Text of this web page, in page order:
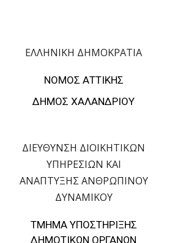
ΕΛΛΗΝΙΚΗ ΔΗΜΟΚΡΑΤΙΑ
ΝΟΜΟΣ ΑΤΤΙΚΗΣ
ΔΗΜΟΣ ΧΑΛΑΝΔΡΙΟΥ
ΔΙΕΥΘΥΝΣΗ ΔΙΟΙΚΗΤΙΚΩΝ
ΥΠΗΡΕΣΙΩΝ ΚΑΙ
ΑΝΑΠΤΥΞΗΣ ΑΝΘΡΩΠΙΝΟΥ
ΔΥΝΑΜΙΚΟΥ
ΤΜΗΜΑ ΥΠΟΣΤΗΡΙΞΗΣ
ΔΗΜΟΤΙΚΩΝ ΟΡΓΑΝΩΝ